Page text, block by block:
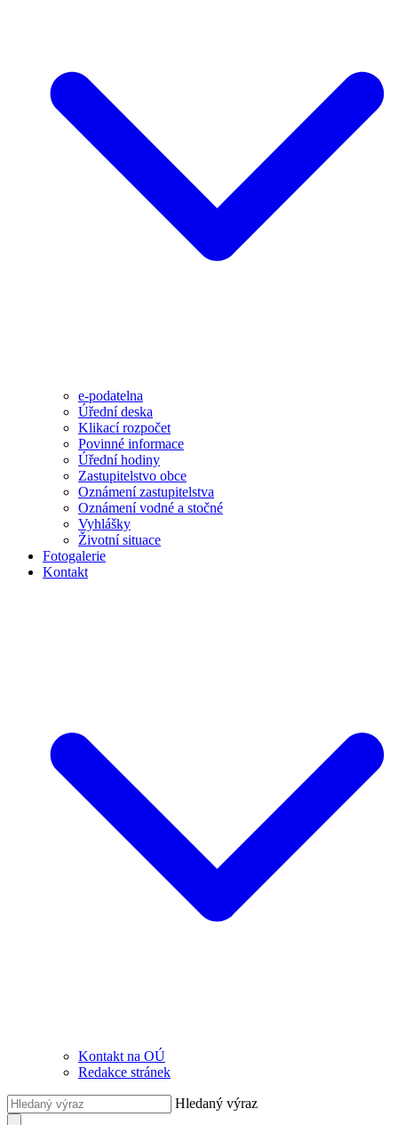
e-podatelna
Úřední deska
Klikací rozpočet
Povinné informace
Úřední hodiny
Zastupitelstvo obce
Oznámení zastupitelstva
Oznámení vodné a stočné
Vyhlášky
Životní situace
Fotogalerie
Kontakt
Kontakt na OÚ
Redakce stránek
Hledaný výraz